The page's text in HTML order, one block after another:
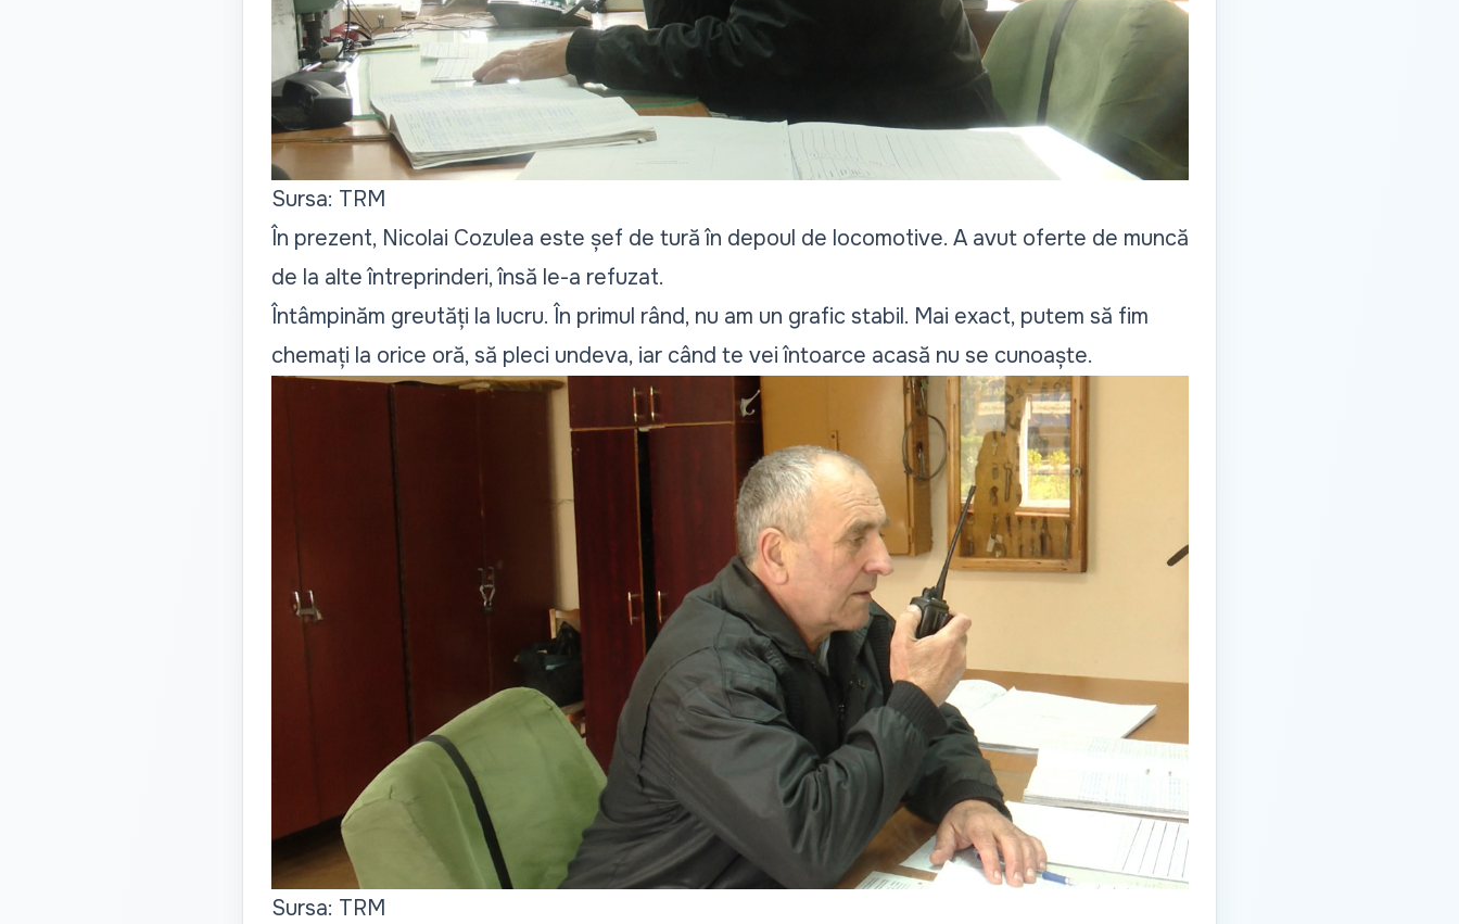
Sursa: TRM
În prezent, Nicolai Cozulea este șef de tură în depoul de locomotive. A avut oferte de muncă
de la alte întreprinderi, însă le-a refuzat.
Întâmpinăm greutăți la lucru. În primul rând, nu am un grafic stabil. Mai exact, putem să fim
chemați la orice oră, să pleci undeva, iar când te vei întoarce acasă nu se cunoaște.
Sursa: TRM